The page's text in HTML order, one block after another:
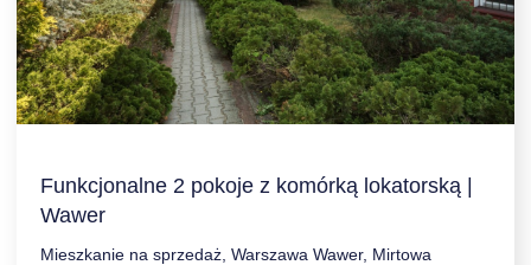
Funkcjonalne 2 pokoje z komórką lokatorską |
Wawer
Mieszkanie na sprzedaż, Warszawa Wawer, Mirtowa